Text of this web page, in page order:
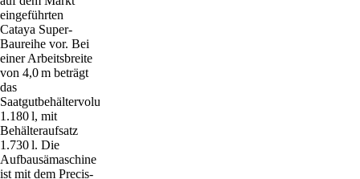
eingeführten
Cataya Super-
Baureihe vor. Bei
einer Arbeitsbreite
von 4,0 m beträgt
das
Saatgutbehältervolumen
1.180 l, mit
Behälteraufsatz
1.730 l. Die
Aufbausämaschine
ist mit dem Precis-